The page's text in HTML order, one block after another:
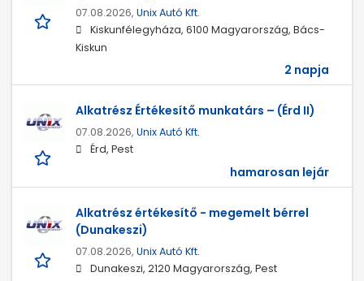
07.08.2026, Unix Autó Kft.
Kiskunfélegyháza, 6100 Magyarország, Bács-
Kiskun
2 napja
Alkatrész Értékesítő munkatárs – (Érd II)
07.08.2026, Unix Autó Kft.
Érd, Pest
hamarosan lejár
Alkatrész értékesítő - megemelt bérrel
(Dunakeszi)
07.08.2026, Unix Autó Kft.
Dunakeszi, 2120 Magyarország, Pest